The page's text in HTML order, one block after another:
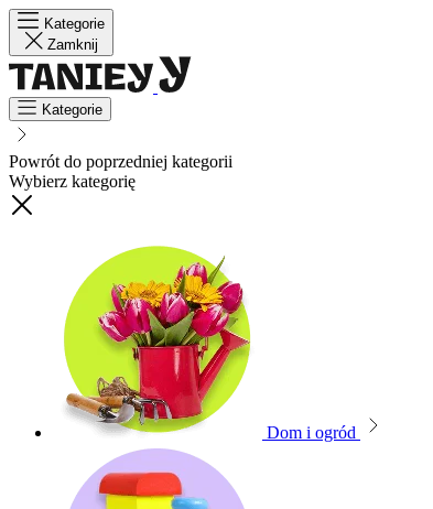
Kategorie
Zamknij
Kategorie
Powrót do poprzedniej kategorii
Wybierz kategorię
Dom i ogród